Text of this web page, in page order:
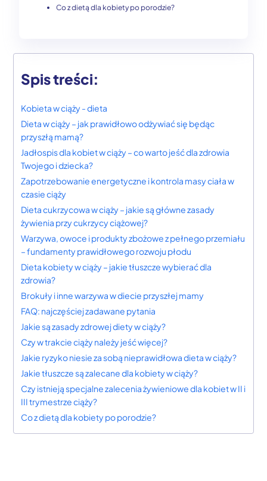
Co z dietą dla kobiety po porodzie?
Spis treści:
Kobieta w ciąży - dieta
Dieta w ciąży – jak prawidłowo odżywiać się będąc
przyszłą mamą?
Jadłospis dla kobiet w ciąży – co warto jeść dla zdrowia
Twojego i dziecka?
Zapotrzebowanie energetyczne i kontrola masy ciała w
czasie ciąży
Dieta cukrzycowa w ciąży – jakie są główne zasady
żywienia przy cukrzycy ciążowej?
Warzywa, owoce i produkty zbożowe z pełnego przemiału
– fundamenty prawidłowego rozwoju płodu
Dieta kobiety w ciąży – jakie tłuszcze wybierać dla
zdrowia?
Brokuły i inne warzywa w diecie przyszłej mamy
FAQ: najczęściej zadawane pytania
Jakie są zasady zdrowej diety w ciąży?
Czy w trakcie ciąży należy jeść więcej?
Jakie ryzyko niesie za sobą nieprawidłowa dieta w ciąży?
Jakie tłuszcze są zalecane dla kobiety w ciąży?
Czy istnieją specjalne zalecenia żywieniowe dla kobiet w II i
III trymestrze ciąży?
Co z dietą dla kobiety po porodzie?